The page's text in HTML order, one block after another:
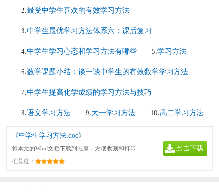
2.最受中学生喜欢的有效学习方法
3.中学生最优学习方法体系六：课后复习
4.中学生学习心态和学习方法有哪些 5.学习方法
6.数学课题小结：谈一谈中学生的有效数学学习方法
7.中学生提高化学成绩的学习方法与技巧
8.语文学习方法 9.大一学习方法 10.高二学习方法
《中学生学习方法.doc》
将本文的Word文档下载到电脑，方便收藏和打印
推荐度：
点击下载